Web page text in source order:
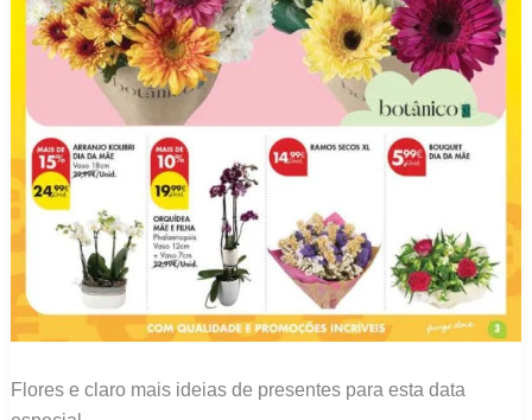
Flores e claro mais ideias de presentes para esta data